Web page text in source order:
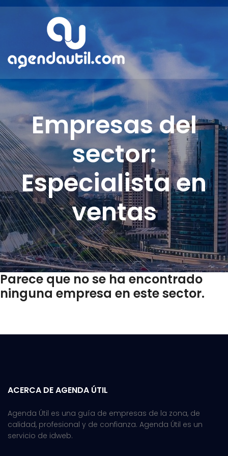
Empresas del
sector:
Especialista en
ventas
Parece que no se ha encontrado
ninguna empresa en este sector.
ACERCA DE AGENDA ÚTIL
Agenda Útil es una guía de empresas de la zona, de
calidad, profesional y de confianza. Agenda Útil es un
servicio de idweb.